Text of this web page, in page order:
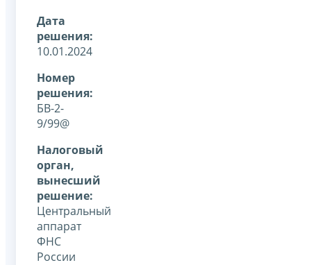
Дата
решения:
10.01.2024
Номер
решения:
БВ-2-
9/99@
Налоговый
орган,
вынесший
решение:
Центральный
аппарат
ФНС
России